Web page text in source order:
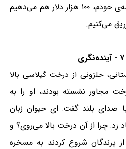
می‌کشید، ۱۰۰ هزار دلار هم واسه‌ی خودم، ۱۰۰ هزار دلار هم می‌دهیم
می‌کنیم.
حلزونی از درخت گیلاسی بالا
مجاور نشسته بودند، او را به
صدای بلند گفت: ای حیوان زبان
زد: چرا از آن درخت بالا می‌روی؟ و
پرندگان شروع کردند به مسخره